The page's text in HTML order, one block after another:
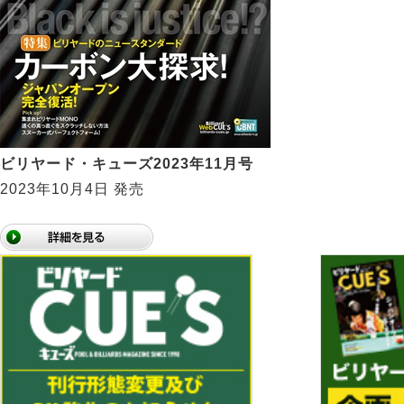
ビリヤード・キューズ2023年11月号
2023年10月4日 発売